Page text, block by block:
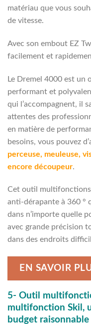
matériau que vous
de vitesse.
Avec son embout EZ
facilement et
Le Dremel 4000 est
performant et
qui l’accompagnent, il
attentes des
en matière de
besoins, vous pouvez
perceuse, meuleuse,
encore découpeur.
Cet outil multifonctions
anti-dérapante à 360 °
dans n’importe quelle
avec grande précision
dans des endroits
EN SAVOIR
5- Outil
multifonction Skil,
budget raisonnable